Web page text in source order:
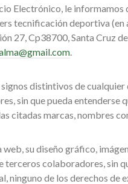
Electrónico, le informamos
tecnificación deportiva
27, Cp38700, Santa Cruz de
.
distintivos de
sin que pueda entenderse
citadas marcas, nombres
su diseño gráfico,
colaboradores, sin
ninguno de los derechos